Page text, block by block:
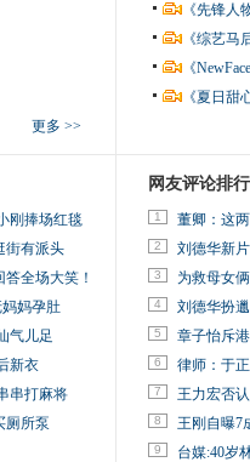
更多 >>
《先锋
《综艺
《
《夏日
刚捧场红毯
街有派头
全场大笑！
妈孕肚
气儿足
新衣
串打麻将
厕所泵
网友评论排行
1 董卿：这
2 刘德华新
3 为救母女
4 刘德华扮
5 章子怡斥
6 律师：于
7 王力宏否
8 王刚自曝7
9 台媒:40岁